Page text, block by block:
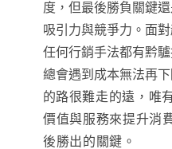
度 ， 但最後勝負關鍵
吸引力與競爭力。面
任何行銷手法都有黔
總會遇到成本無法再
的路很難走的遠，唯
價值與服務來提升消
後勝出的關鍵。